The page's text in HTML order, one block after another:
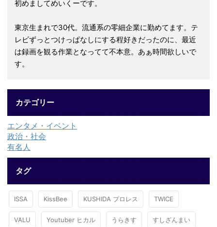
初めましてめいくーです。
東京生まれで30代。流通系の零細企業に勤めてます。テ
レビずっとつけっぱなしにする程好きだったのに、最近
は録画を観る作業となってて不本意。あぁ時間欲しいで
す。
カテゴリー
エンタメ・イベント
政治・社会
有名人
タグ
ISSA KissBee KUSHIDA プロレス TWICE
VALU Youtuber ヒカル うらきす すしざんまい